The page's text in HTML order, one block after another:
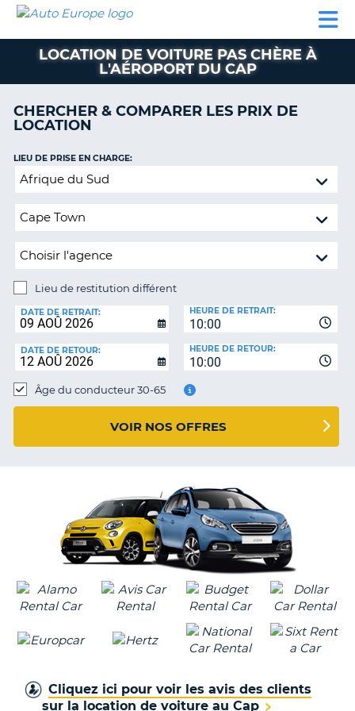
LOCATION
VOITURE
CAMPING-
CAR
CLIENT
AUTO
EUROPE
LOCATION
VOITURE
PARTENAIRES
CLIENT
MON
RÉSERVATION
FRANCE
LOCATION DE VOITURE PAS CHÈRE À
L'AÉROPORT DU CAP
CHERCHER & COMPARER LES PRIX DE
LOCATION
Lieu
restitution
différent
LIEU DE PRISE EN CHARGE:
Lieu de restitution différent
DE
RESTITUTION:
DATE DE RETRAIT:
10:00
HEURE DE RETRAIT:
DATE DE RETOUR:
10:00
HEURE DE RETOUR:
Âge du conducteur 30-65
VOIR NOS OFFRES
Cliquez ici pour voir les avis des clients
sur la location de voiture au Cap